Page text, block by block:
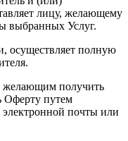
лицу, желающему
выбранных Услуг.
осуществляет полную
желающим получить
Оферту путем
почты или